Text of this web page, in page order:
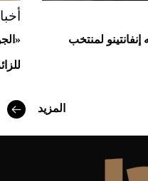
لمنتخب
المزيد